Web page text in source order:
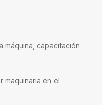
máquina, capacitación
maquinaria en el